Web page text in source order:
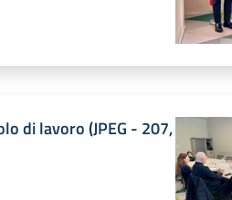
di lavoro(JPEG - 207,